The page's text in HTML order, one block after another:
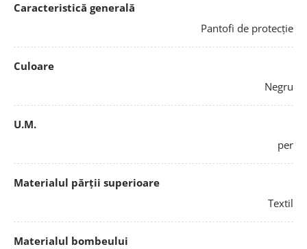
Caracteristică generală
Pantofi de protecție
Culoare
Negru
U.M.
per
Materialul părții superioare
Textil
Materialul bombeului